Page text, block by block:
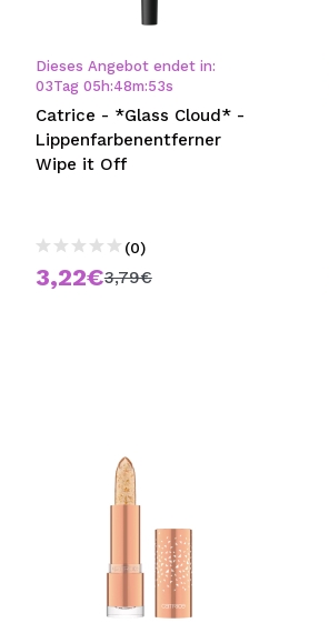
Dieses Angebot endet in:
03Tag 05 h:48m:52s
Catrice - *Glass Cloud* -
Lippenfarbenentferner
Wipe it Off
(0)
3,22€3,79€